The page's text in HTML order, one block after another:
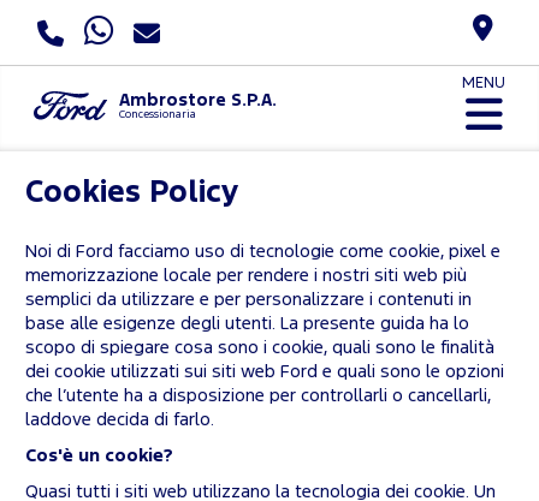
Ambrostore S.P.A.
Concessionaria
MENU
Cookies Policy
Noi di Ford facciamo uso di tecnologie come cookie, pixel e
memorizzazione locale per rendere i nostri siti web più
semplici da utilizzare e per personalizzare i contenuti in
base alle esigenze degli utenti. La presente guida ha lo
scopo di spiegare cosa sono i cookie, quali sono le finalità
dei cookie utilizzati sui siti web Ford e quali sono le opzioni
che l’utente ha a disposizione per controllarli o cancellarli,
laddove decida di farlo.
Cos'è un cookie?
Quasi tutti i siti web utilizzano la tecnologia dei cookie. Un